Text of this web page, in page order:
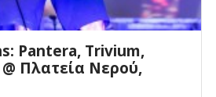
Pantera, Trivium,
Πλατεία Νερού,